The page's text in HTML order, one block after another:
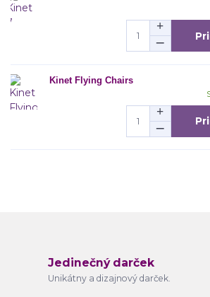
Kinet Flying Chairs
Jedinečný darček
Unikátny a dizajnový darček.